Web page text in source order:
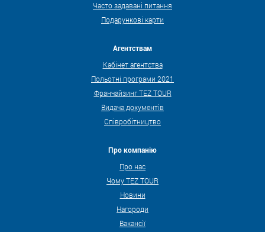
Часто задавані питання
Подарункові карти
Агентствам
Кабінет агентства
Польотні програми 2021
Франчайзинг TEZ TOUR
Видача документів
Співробітництво
Про компанію
Про нас
Чому TEZ TOUR
Новини
Нагороди
Вакансії